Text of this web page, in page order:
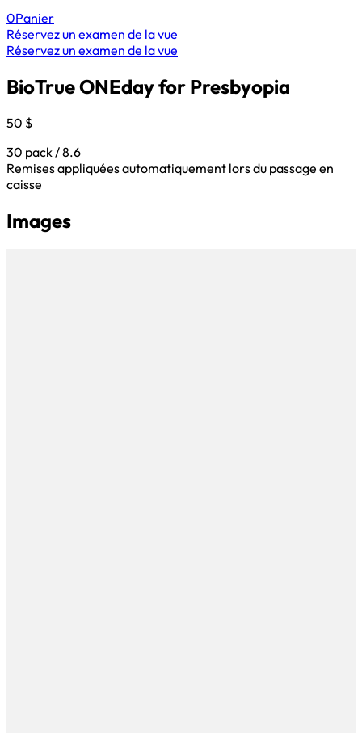
0Panier
Réservez un examen de la vue
Réservez un examen de la vue
BioTrue ONEday for Presbyopia
50 $
30 pack / 8.6
Remises appliquées automatiquement lors du passage en
caisse
Images